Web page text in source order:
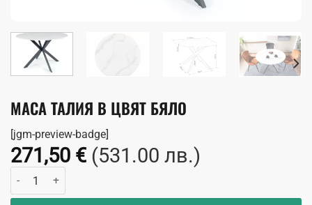
МАСА ТАЛИЯ В ЦВЯТ БЯЛО
[jgm-preview-badge]
271,50 € (531.00 лв.)
количество за Маса Талия в цвят бяло